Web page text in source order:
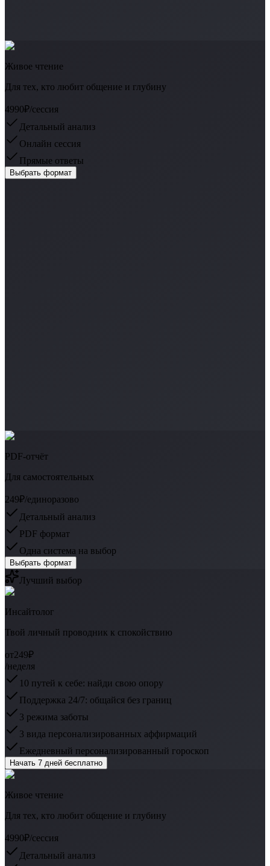
Живое чтение
Для тех, кто любит общение и глубину
4990₽/сессия
Детальный анализ
Онлайн сессия
Прямые ответы
Выбрать формат
PDF-отчёт
Для самостоятельных
249₽/единоразово
Детальный анализ
PDF формат
Одна система на выбор
Выбрать формат
Лучший выбор
Инсайтолог
Твой личный проводник к спокойствию
от249₽
/неделя
10 путей к себе: найди свою опору
Поддержка 24/7: общайся без границ
3 режима заботы
3 вида персонализированных аффирмаций
Ежедневный персонализированный гороскоп
Начать 7 дней бесплатно
Живое чтение
Для тех, кто любит общение и глубину
4990₽/сессия
Детальный анализ